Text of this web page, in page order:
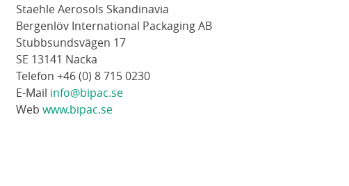
Staehle Aerosols Skandinavia
Bergenlöv International Packaging AB
Stubbsundsvägen 17
SE 13141 Nacka
Telefon +46 (0) 8 715 0230
E-Mail info@bipac.se
Webwww.bipac.se